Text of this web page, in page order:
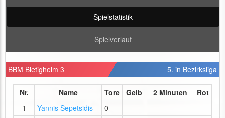
Spielstatistik
Spielverlauf
BBM Bietigheim 3 5. in Bezirksliga
Nr. Name Tore Gelb 2 Minuten
Rot
1
Yannis Sepetsidis
0